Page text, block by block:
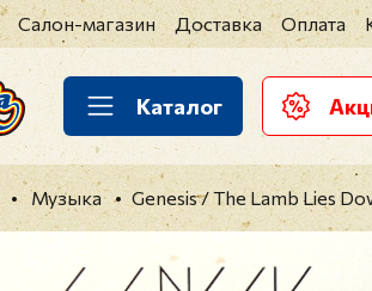
Салон-магазин Доставка Оплата
Каталог
Музыка Genesis / The Lamb Lies